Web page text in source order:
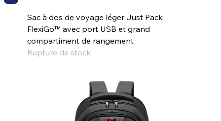
Sac à dos de voyage léger Just Pack
FlexiGo™ avec port USB et grand
compartiment de rangement
Rupture de stock